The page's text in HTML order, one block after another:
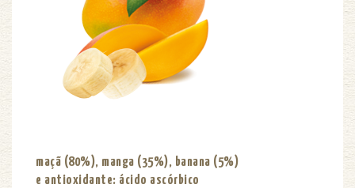
maçã (80%), manga (35%), banana (5%)
e antioxidante: ácido ascórbico